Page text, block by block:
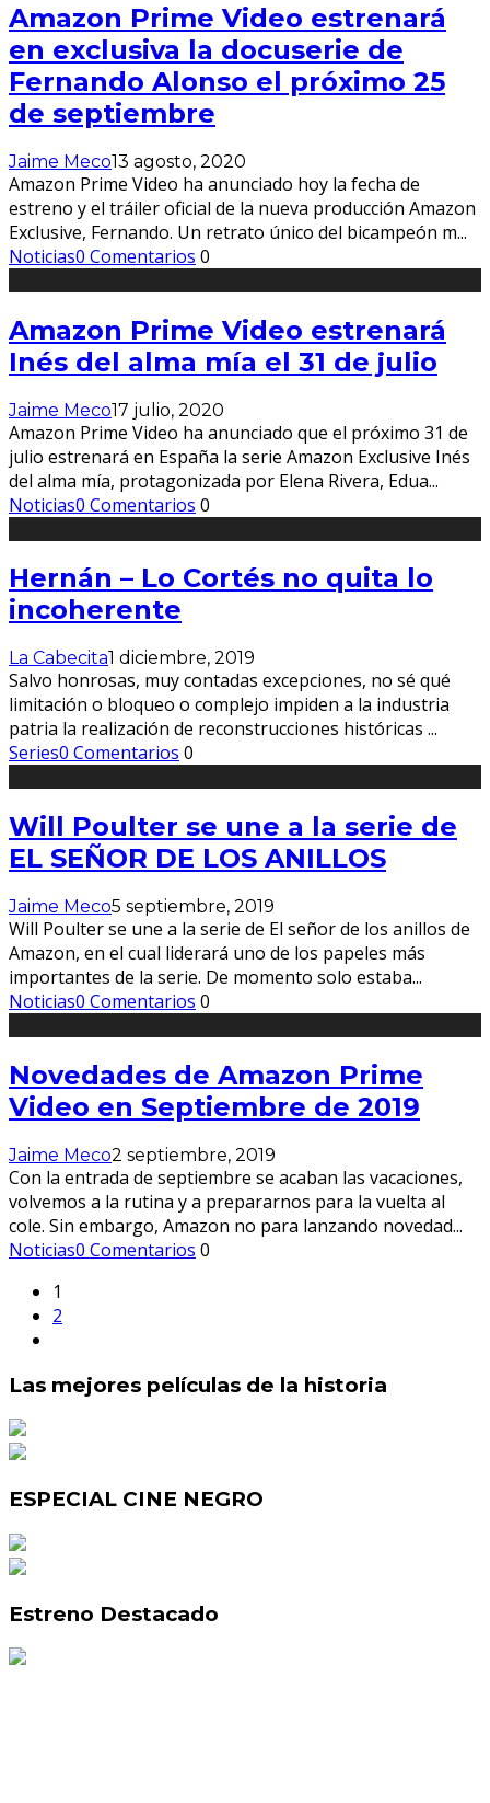
Amazon Prime Video estrenará
en exclusiva la docuserie de
Fernando Alonso el próximo 25
de septiembre
Jaime Meco13 agosto, 2020
Amazon Prime Video ha anunciado hoy la fecha de
estreno y el tráiler oficial de la nueva producción Amazon
Exclusive, Fernando. Un retrato único del bicampeón m...
Noticias0 Comentarios 0
Amazon Prime Video estrenará
Inés del alma mía el 31 de julio
Jaime Meco17 julio, 2020
Amazon Prime Video ha anunciado que el próximo 31 de
julio estrenará en España la serie Amazon Exclusive Inés
del alma mía, protagonizada por Elena Rivera, Edua...
Noticias0 Comentarios 0
Hernán – Lo Cortés no quita lo
incoherente
La Cabecita1 diciembre, 2019
Salvo honrosas, muy contadas excepciones, no sé qué
limitación o bloqueo o complejo impiden a la industria
patria la realización de reconstrucciones históricas ...
Series0 Comentarios 0
Will Poulter se une a la serie de
EL SEÑOR DE LOS ANILLOS
Jaime Meco5 septiembre, 2019
Will Poulter se une a la serie de El señor de los anillos de
Amazon, en el cual liderará uno de los papeles más
importantes de la serie. De momento solo estaba...
Noticias0 Comentarios 0
Novedades de Amazon Prime
Video en Septiembre de 2019
Jaime Meco2 septiembre, 2019
Con la entrada de septiembre se acaban las vacaciones,
volvemos a la rutina y a prepararnos para la vuelta al
cole. Sin embargo, Amazon no para lanzando novedad...
Noticias0 Comentarios 0
1
2
Las mejores películas de la historia
ESPECIAL CINE NEGRO
Estreno Destacado